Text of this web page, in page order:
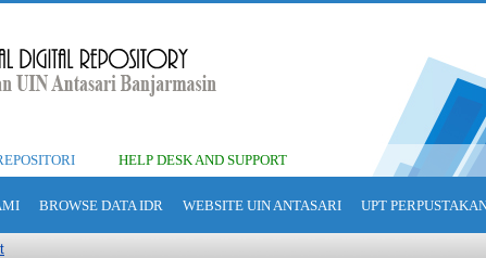
HELP DESK AND SUPPORT
BROWSE DATA IDR WEBSITE UIN ANTASARI UPT